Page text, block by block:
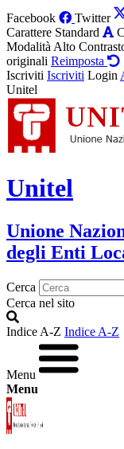
Facebook Twitter
Carattere Standard
Modalità Alto
originali Reimposta
Iscriviti Iscriviti Login
Unitel
Unitel
Unione
degli Enti
Cerca
Cerca nel sito
Indice A-Z Indice A-Z
Menu
Menu